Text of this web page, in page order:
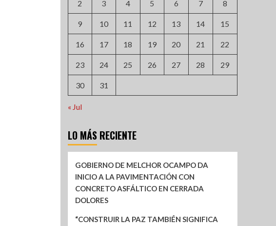
2 3 4 5 6 7 8
9 10 11 12 13 14 15
16 17 18 19 20 21 22
23 24 25 26 27 28 29
30 31
« Jul
LO MÁS RECIENTE
GOBIERNO DE MELCHOR OCAMPO DA
INICIO A LA PAVIMENTACIÓN CON
CONCRETO ASFÁLTICO EN CERRADA
DOLORES
“CONSTRUIR LA PAZ TAMBIÉN SIGNIFICA